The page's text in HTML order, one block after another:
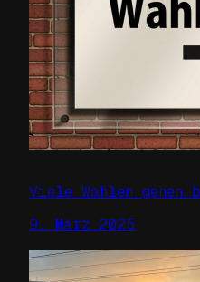
Viele Wahlen gehen
9. März 2025